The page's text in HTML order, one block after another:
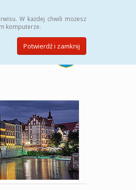
W każdej chwili możesz
komputerze.
Potwierdź i zamknij